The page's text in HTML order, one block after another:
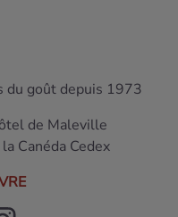
du goût depuis 1973
de Maleville
Canéda Cedex